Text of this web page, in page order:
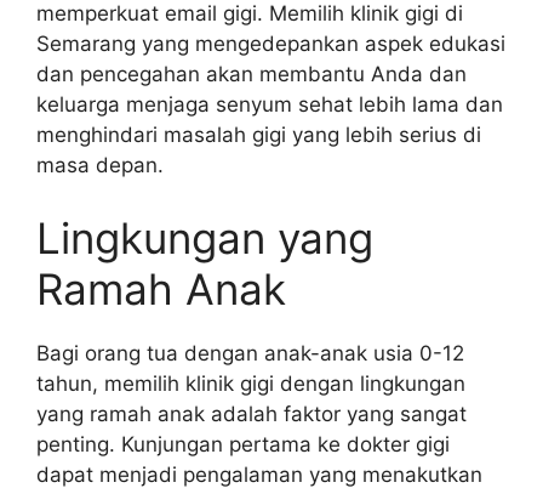
memperkuat email gigi. Memilih klinik gigi di
Semarang yang mengedepankan aspek edukasi
dan pencegahan akan membantu Anda dan
keluarga menjaga senyum sehat lebih lama dan
menghindari masalah gigi yang lebih serius di
masa depan.
Lingkungan yang
Ramah Anak
Bagi orang tua dengan anak-anak usia 0-12
tahun, memilih klinik gigi dengan lingkungan
yang ramah anak adalah faktor yang sangat
penting. Kunjungan pertama ke dokter gigi
dapat menjadi pengalaman yang menakutkan